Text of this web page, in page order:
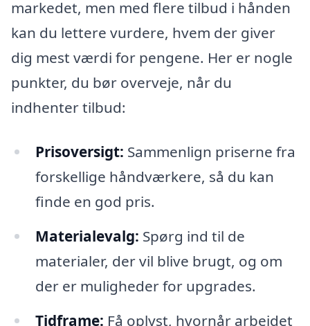
markedet, men med flere tilbud i hånden
kan du lettere vurdere, hvem der giver
dig mest værdi for pengene. Her er nogle
punkter, du bør overveje, når du
indhenter tilbud:
Prisoversigt: Sammenlign priserne fra
forskellige håndværkere, så du kan
finde en god pris.
Materialevalg: Spørg ind til de
materialer, der vil blive brugt, og om
der er muligheder for upgrades.
Tidframe: Få oplyst, hvornår arbejdet